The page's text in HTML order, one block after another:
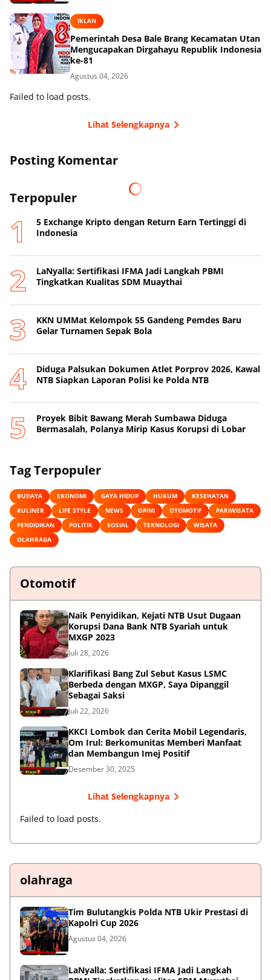
IKLAN
Pemerintah Desa Bale Brang Kecamatan Utan
Mengucapakan Dirgahayu Republik Indonesia
ke-81
Agustus 04, 2026
Failed to load posts.
Lihat Selengkapnya
Posting Komentar
Terpopuler
5 Exchange Kripto dengan Return Earn Tertinggi di
Indonesia
LaNyalla: Sertifikasi IFMA Jadi Langkah PBMI
Tingkatkan Kualitas SDM Muaythai
KKN UMMat Kelompok 55 Gandeng Pemdes Baru
Gelar Turnamen Sepak Bola
Diduga Palsukan Dokumen Atlet Porprov 2026, Kawal
NTB Siapkan Laporan Polisi ke Polda NTB
Proyek Bibit Bawang Merah Sumbawa Diduga
Bermasalah, Polanya Mirip Kasus Korupsi di Lobar
Tag Terpopuler
BUDAYA EKONOMI GAYA HIDUP HUKUM
KESEHATAN
KULINER
LIFE STYLE NEWS OPINI OTOMOTIF
PARIWISATA
PENDIDIKAN
POLITIK SOSIAL TEKNOLOGI
WISATA
OLAHRAGA
Otomotif
Naik Penyidikan, Kejati NTB Usut Dugaan
Korupsi Dana Bank NTB Syariah untuk
MXGP 2023
Juli 28, 2026
Klarifikasi Bang Zul Sebut Kasus LSMC
Berbeda dengan MXGP, Saya Dipanggil
Sebagai Saksi
Juli 22, 2026
KKCI Lombok dan Cerita Mobil Legendaris,
Om Irul: Berkomunitas Memberi Manfaat
dan Membangun Imej Positif
Desember 30, 2025
Lihat Selengkapnya
Failed to load posts.
olahraga
Tim Bulutangkis Polda NTB Ukir Prestasi di
Kapolri Cup 2026
Agustus 04, 2026
LaNyalla: Sertifikasi IFMA Jadi Langkah